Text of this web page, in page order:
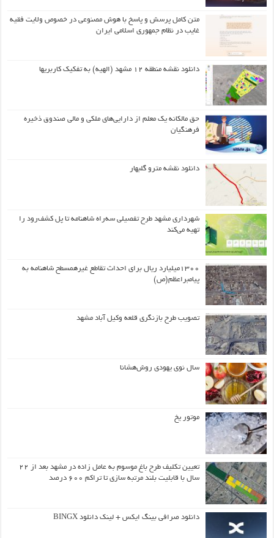
متن کامل پرسش و پاسخ با هوش مصنوعی در خصوص ولایت فقیه
غایب در نظام جمهوری اسلامی ایران
دانلود نقشه منطقه ۱۲ مشهد (الهیه) به تفکیک کاربریها
حق مالکانه یک معلم از دارایی‌های ملکی و مالی صندوق ذخیره
فرهنگیان
دانلود نقشه مترو گلبهار
شهرداری مشهد طرح تفصیلی سه‌راه شاهنامه تا پل کشف‌رود را
تهیه می‌کند
۱۳۰۰میلیارد ریال برای احداث تقاطع غیرهمسطح شاهنامه به
پیامبراعظم(ص)
تصویب طرح بازنگری قلعه وکیل آباد مشهد
سال نوی یهودی روش‌هشانا
موتور یخ
تعیین تکلیف طرح باغ موسوم به عامل زاده در مشهد بعد از ۲۲
سال با قابلیت بلند مرتبه سازی تا تراکم ۶۰۰ درصد
دانلود صرافی بینگ ایکس + لینک دانلود BINGX